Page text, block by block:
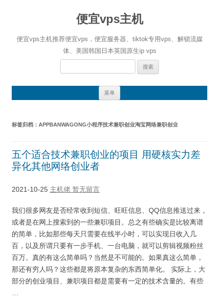
便宜vps主机
便宜vps主机推荐便宜vps，便宜服务器、tiktok专用vps、解锁流媒
体、美国韩国日本英国原生ip vps
搜
菜单
标签归档： APPBANWAGONG小程序技术兼职创业淘宝网络兼职创业
五个适合技术兼职创业的项目 用硬核实力差
异化其他网络创业者
2021-10-25 主机佬 暂无留言
我们很多网友是否经常收到短信、旺旺信息、QQ信息推送过来，
或者是在网上搜索到的一些兼职项目。总之有些确实是比较离谱
的简单，比如那些每天只需要在线半小时，可以实现日收入几
百，以及所谓只要有一步手机、一台电脑，就可以剪辑视频粉丝
百万。真的有这么简单吗？当然是不可能的。如果真这么简单，
那还有穷人吗？这些都是将原本复杂的东西简单化。 实际上，大
部分的创业项目、兼职项目都是需要有一定的技术含量的。有些